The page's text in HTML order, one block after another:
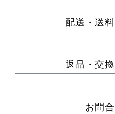
配送・送
返品・交
お問